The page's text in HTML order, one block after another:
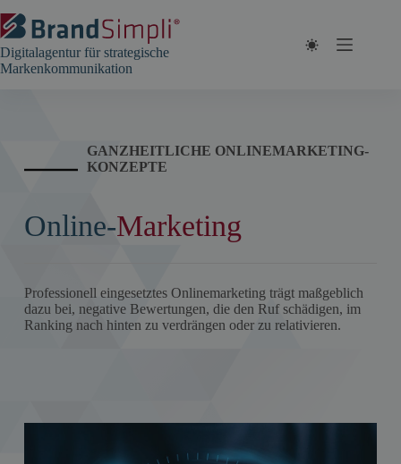
Inhalt
springen
Digitalagentur für strategische
Markenkommunikation
GANZHEITLICHE ONLINEMARKETING-
KONZEPTE
Online-Marketing
Professionell eingesetztes Onlinemarketing trägt maßgeblich
dazu bei, negative Bewertungen, die den Ruf schädigen, im
Ranking nach hinten zu verdrängen oder zu relativieren.